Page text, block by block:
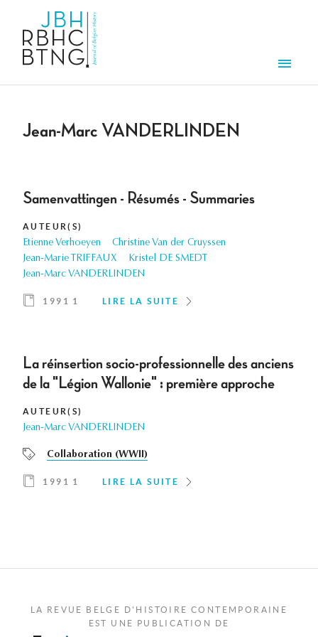
Jean-Marc VANDERLINDEN
Samenvattingen - Résumés - Summaries
AUTEUR(S)
Etienne Verhoeyen
Christine Van der Cruyssen
Jean-Marie TRIFFAUX
Kristel DE SMEDT
Jean-Marc VANDERLINDEN
1991 1 LIRE LA SUITE
La réinsertion socio-professionnelle des anciens
de la "Légion Wallonie" : première approche
AUTEUR(S)
Jean-Marc VANDERLINDEN
Collaboration (WWII)
1991 1 LIRE LA SUITE
LA REVUE BELGE D'HISTOIRE CONTEMPORAINE
EST UNE PUBLICATION DE